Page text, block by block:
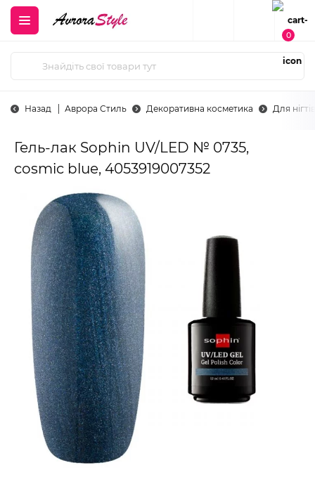
0
Назад Аврора Стиль Декоративна косметика Для нігтів
Гель-лак Sophin UV/LED № 0735,
cosmic blue, 4053919007352